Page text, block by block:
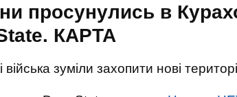
просунулись в
КАРТА
війська зуміли захопити нові